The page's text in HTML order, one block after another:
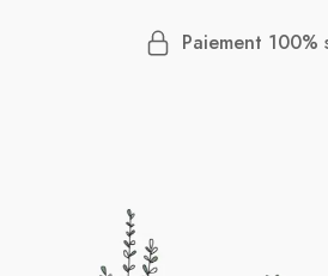
Paiement 100%